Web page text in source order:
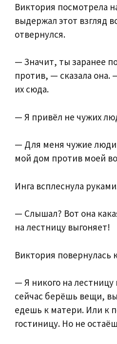
Виктория посмотрела
выдержал этот взгляд
отвернулся.
— Значит, ты заранее
против, — сказала она.
их сюда.
— Я привёл не чужих
— Для меня чужие люди
мой дом против моей
Инга всплеснула
— Слышал? Вот она
на лестницу выгоняет!
Виктория повернулась
— Я никого на
сейчас берёшь вещи,
едешь к матери. Или к
гостиницу. Но не